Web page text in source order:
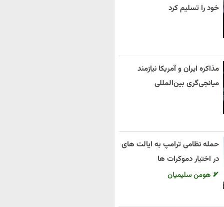
خود را تسلیم کرد
مذاکره ایران و آمریکا نیازمند
میانجی‌گری بین‌المللی
حمله نظامی ترامپ به ایالت های
در اختیار دموکرات ها
هومن سلیمیان